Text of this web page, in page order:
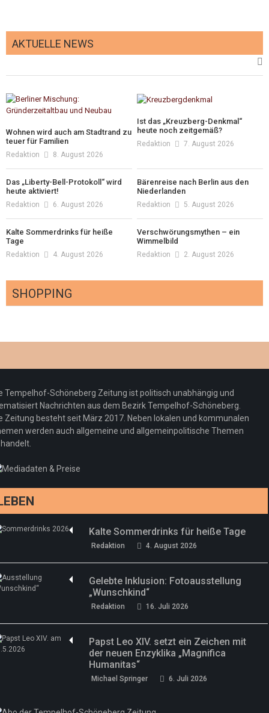
AKTUELLE NEWS
Wohnen wird auch am Stadtrand zu
teuer für Familien
Redaktion 8. August 2026
Ist das „Kreuzberg-Denkmal“
heute noch zeitgemäß?
Redaktion 7. August 2026
Das „Liberty-Bell-Protokoll“ wird
heute aktiviert!
Redaktion 6. August 2026
Bärenreise nach Berlin aus den
Niederlanden
Redaktion 5. August 2026
Kalte Sommerdrinks für heiße
Tage
Redaktion 4. August 2026
Verschwörungsmythen – ein
Wimmelbild
Redaktion 2. August 2026
SHOPPING
Redaktion 23. Juli 2026
Pepe Jeans London mit Summer Sale und
neuer Kollektion
Redaktion 19. Juli 2026
Woher kommt der Honig? – Neue EU-
Regeln gelten 14. Juni
drei neue Specials zur Fußball-WM
Tempelhof-Schöneberg Zeitung ist politisch unabhängig und
Nachrichten aus dem Bezirk Tempelhof-Schöneberg.
Zeitung besteht seit März 2017. Neben lokalen und kommunalen
werden auch allgemeine und allgemeinpolitische Themen
Kalte Sommerdrinks für heiße Tage
Redaktion 4. August 2026
Gelebte Inklusion: Fotoausstellung
„Wunschkind“
Redaktion 16. Juli 2026
Papst Leo XIV. setzt ein Zeichen mit
der neuen Enzyklika „Magnifica
Humanitas“
Michael Springer 6. Juli 2026